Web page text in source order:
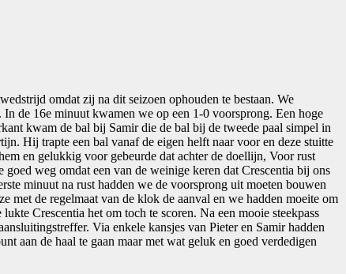
omdat zij na dit seizoen ophouden te bestaan. We
de 16e minuut kwamen we op een 1-0 voorsprong. Een hoge
kwam de bal bij Samir die de bal bij de tweede paal simpel in
Hij trapte een bal vanaf de eigen helft naar voor en deze stuitte
en gelukkig voor gebeurde dat achter de doellijn, Voor rust
weg omdat een van de weinige keren dat Crescentia bij ons
minuut na rust hadden we de voorsprong uit moeten bouwen
met de regelmaat van de klok de aanval en we hadden moeite om
Crescentia het om toch te scoren. Na een mooie steekpass
Via enkele kansjes van Pieter en Samir hadden
aan de haal te gaan maar met wat geluk en goed verdedigen